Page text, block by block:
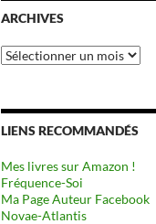
ARCHIVES
Archives
LIENS RECOMMANDÉS
Mes livres sur Amazon !
Fréquence-Soi
Ma Page Auteur Facebook
Novae-Atlantis